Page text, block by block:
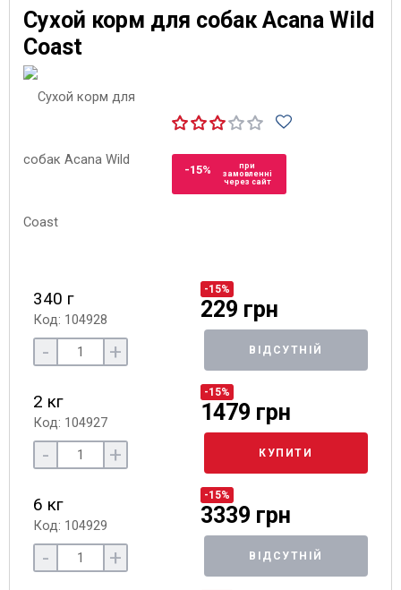
Сухой корм для собак Acana Wild
Coast
-15%
при
замовленні
через сайт
340 г
Код: 104928
-15%
229 грн
- + ВІДСУТНІЙ
2 кг
Код: 104927
-15%
1479 грн
- + КУПИТИ
6 кг
Код: 104929
-15%
3339 грн
- + ВІДСУТНІЙ